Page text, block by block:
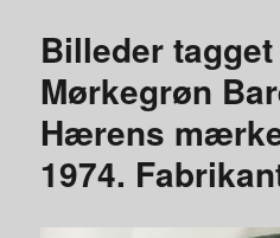
Billeder
Mørkegrøn
Hærens
1974.